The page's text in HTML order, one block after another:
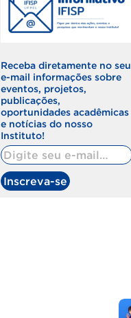
Receba diretamente no seu
e-mail informações sobre
eventos, projetos,
publicações,
oportunidades acadêmicas
e notícias do nosso
Instituto!
Digite seu e-mail…
Inscreva-se